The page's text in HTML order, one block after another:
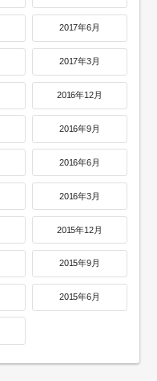
2017年6月
2017年3月
2016年12月
2016年9月
2016年6月
2016年3月
2015年12月
2015年9月
2015年6月